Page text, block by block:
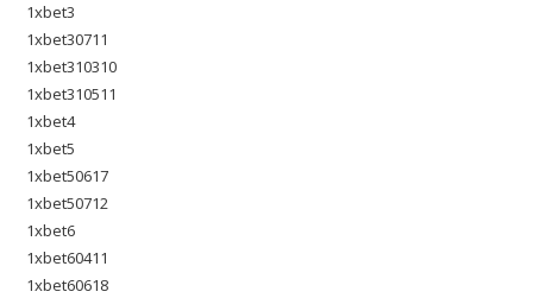
1xbet3
1xbet30711
1xbet310310
1xbet310511
1xbet4
1xbet5
1xbet50617
1xbet50712
1xbet6
1xbet60411
1xbet60618